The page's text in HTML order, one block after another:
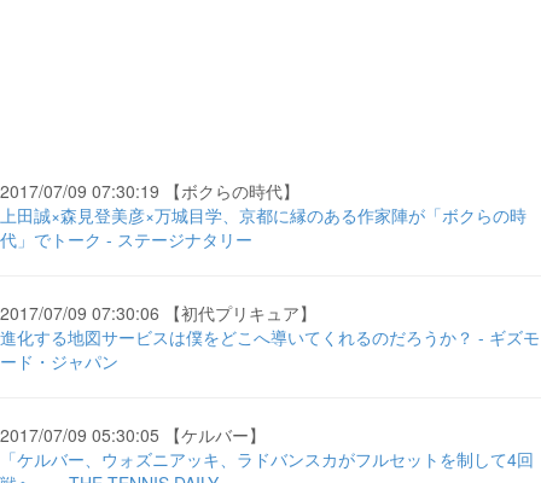
2017/07/09 07:30:19 【ボクらの時代】
上田誠×森見登美彦×万城目学、京都に縁のある作家陣が「ボクらの時
代」でトーク - ステージナタリー
2017/07/09 07:30:06 【初代プリキュア】
進化する地図サービスは僕をどこへ導いてくれるのだろうか？ - ギズモ
ード・ジャパン
2017/07/09 05:30:05 【ケルバー】
「ケルバー、ウォズニアッキ、ラドバンスカがフルセットを制して4回